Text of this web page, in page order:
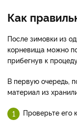
Как
После зимовки из
корневища можно
прибегнув к
В первую очередь,
материал из
Проверьте его